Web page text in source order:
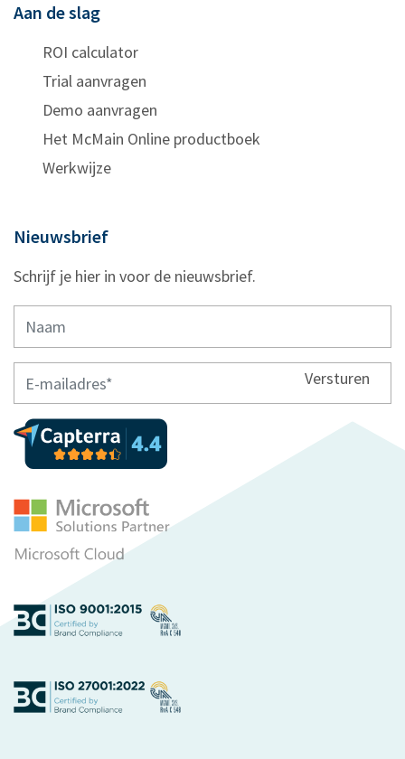
Aan de slag
ROI calculator
Trial aanvragen
Demo aanvragen
Het McMain Online productboek
Werkwijze
Nieuwsbrief
Schrijf je hier in voor de nieuwsbrief.
Versturen